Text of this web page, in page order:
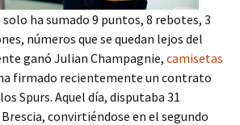
ha sumado 9 puntos, 8 rebotes, 3
números que se quedan lejos del
ganó Julian Champagnie, camisetas
firmado recientemente un contrato
Spurs. Aquel día, disputaba 31
convirtiéndose en el segundo